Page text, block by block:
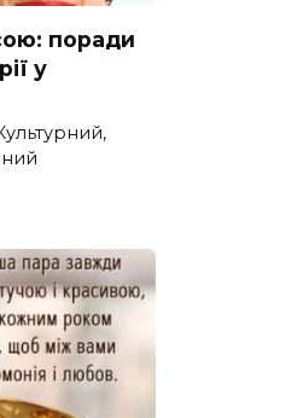
поради
у